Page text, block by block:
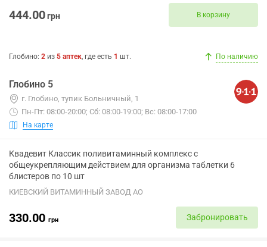
444.00грн В корзину
Глобино: 2 из 5 аптек, где есть 1 шт. По наличию
Глобино 5
г. Глобино, тупик Больничный, 1
Пн-Пт: 08:00-20:00; Сб: 08:00-19:00; Вс: 08:00-17:00
На карте
Квадевит Классик поливитаминный комплекс с
общеукрепляющим действием для организма таблетки 6
блистеров по 10 шт
КИЕВСКИЙ ВИТАМИННЫЙ ЗАВОД АО
330.00 грн Забронировать